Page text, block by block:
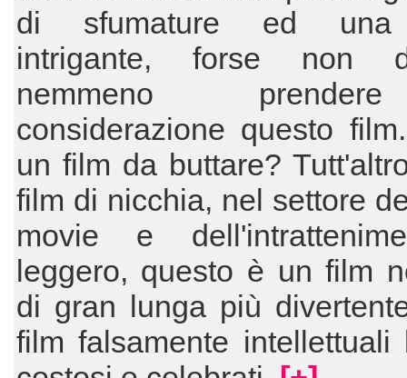
di sfumature ed una
intrigante, forse non
nemmeno
considerazione questo
un film da buttare?
film di nicchia, nel settore
movie e
leggero, questo è un film
di gran lunga più
film falsamente intellettuali